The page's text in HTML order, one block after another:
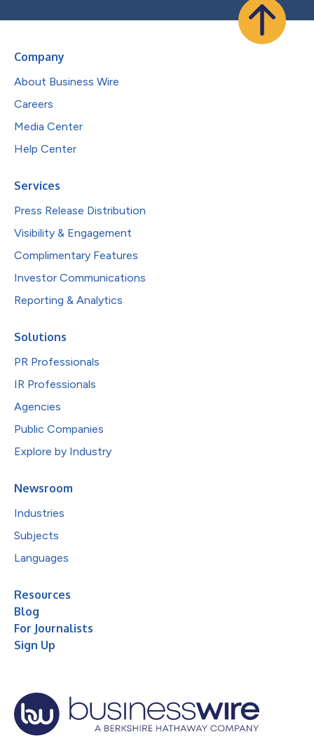
Company
About Business Wire
Careers
Media Center
Help Center
Services
Press Release Distribution
Visibility & Engagement
Complimentary Features
Investor Communications
Reporting & Analytics
Solutions
PR Professionals
IR Professionals
Agencies
Public Companies
Explore by Industry
Newsroom
Industries
Subjects
Languages
Resources
Blog
For Journalists
Sign Up